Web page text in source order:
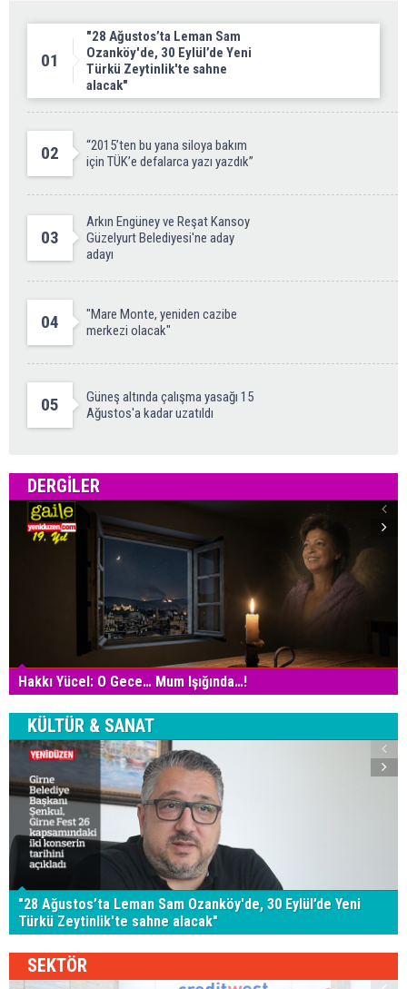
01
"28 Ağustos’ta Leman Sam
Ozanköy'de, 30 Eylül’de Yeni
Türkü Zeytinlik'te sahne
alacak"
02
“2015’ten bu yana siloya bakım
için TÜK’e defalarca yazı yazdık”
03
Arkın Engüney ve Reşat Kansoy
Güzelyurt Belediyesi'ne aday
adayı
04
"Mare Monte, yeniden cazibe
merkezi olacak"
05
Güneş altında çalışma yasağı 15
Ağustos'a kadar uzatıldı
DERGILER
Hakkı Yücel: O Gece… Mum Işığında…!
KÜLTÜR & SANAT
"28 Ağustos’ta Leman Sam Ozanköy'de, 30 Eylül’de Yeni
Türkü Zeytinlik'te sahne alacak"
SEKTÖR